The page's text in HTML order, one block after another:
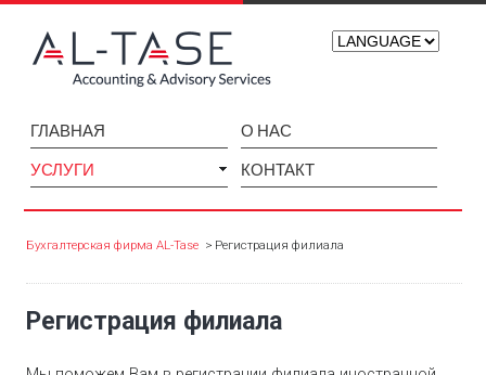
ГЛАВНАЯ
О НАС
УСЛУГИ
КОНТАКТ
Бухгалтерская фирма AL-Tase Регистрация филиала
Регистрация филиала